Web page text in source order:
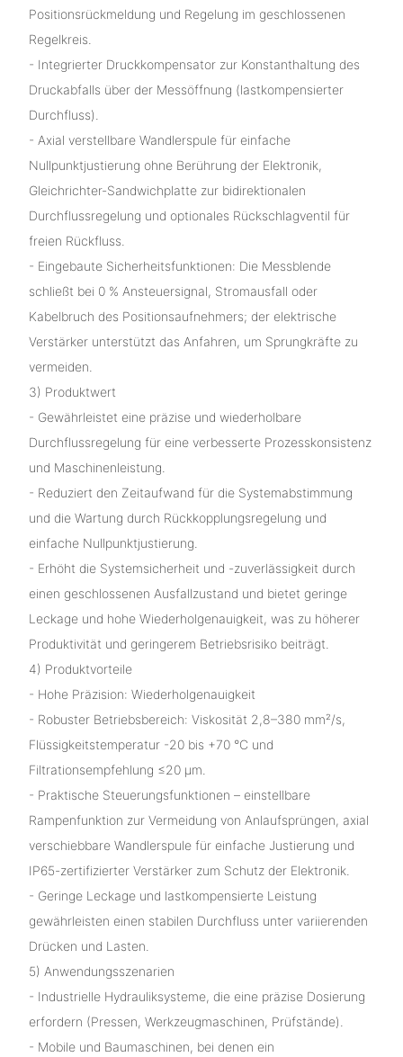
Positionsrückmeldung und Regelung im geschlossenen
Regelkreis.
- Integrierter Druckkompensator zur Konstanthaltung des
Druckabfalls über der Messöffnung (lastkompensierter
Durchfluss).
- Axial verstellbare Wandlerspule für einfache
Nullpunktjustierung ohne Berührung der Elektronik,
Gleichrichter-Sandwichplatte zur bidirektionalen
Durchflussregelung und optionales Rückschlagventil für
freien Rückfluss.
- Eingebaute Sicherheitsfunktionen: Die Messblende
schließt bei 0 % Ansteuersignal, Stromausfall oder
Kabelbruch des Positionsaufnehmers; der elektrische
Verstärker unterstützt das Anfahren, um Sprungkräfte zu
vermeiden.
3) Produktwert
- Gewährleistet eine präzise und wiederholbare
Durchflussregelung für eine verbesserte Prozesskonsistenz
und Maschinenleistung.
- Reduziert den Zeitaufwand für die Systemabstimmung
und die Wartung durch Rückkopplungsregelung und
einfache Nullpunktjustierung.
- Erhöht die Systemsicherheit und -zuverlässigkeit durch
einen geschlossenen Ausfallzustand und bietet geringe
Leckage und hohe Wiederholgenauigkeit, was zu höherer
Produktivität und geringerem Betriebsrisiko beiträgt.
4) Produktvorteile
- Hohe Präzision: Wiederholgenauigkeit
- Robuster Betriebsbereich: Viskosität 2,8–380 mm²/s,
Flüssigkeitstemperatur -20 bis +70 °C und
Filtrationsempfehlung ≤20 μm.
- Praktische Steuerungsfunktionen – einstellbare
Rampenfunktion zur Vermeidung von Anlaufsprüngen, axial
verschiebbare Wandlerspule für einfache Justierung und
IP65-zertifizierter Verstärker zum Schutz der Elektronik.
- Geringe Leckage und lastkompensierte Leistung
gewährleisten einen stabilen Durchfluss unter variierenden
Drücken und Lasten.
5) Anwendungsszenarien
- Industrielle Hydrauliksysteme, die eine präzise Dosierung
erfordern (Pressen, Werkzeugmaschinen, Prüfstände).
- Mobile und Baumaschinen, bei denen ein